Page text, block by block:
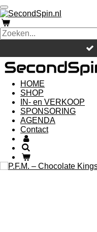
Ga
direct
naar
de
HOME
SHOP
IN- en VERKOOP
SPONSORING
AGENDA
Contact